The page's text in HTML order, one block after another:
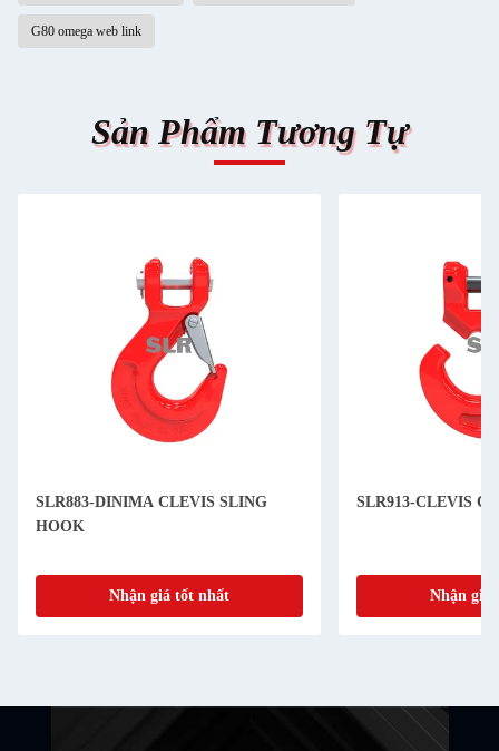
G80 omega web link
Sản Phẩm Tương Tự
SLR883-DINIMA CLEVIS SLING
HOOK
Nhận giá tốt nhất
SLR913-CLEVIS C
Nhận giá